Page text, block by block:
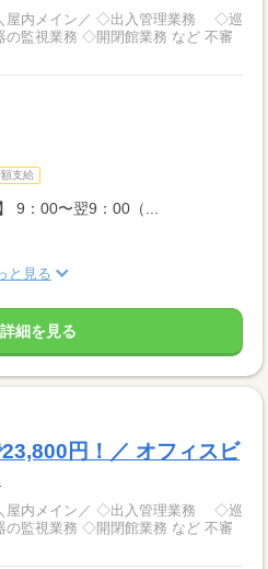
視業務 ◇開閉館業務 など 不審
支給
9：00〜翌9：00（...
と見る
細を見る
円！／ オフィスビ
視業務 ◇開閉館業務 など 不審